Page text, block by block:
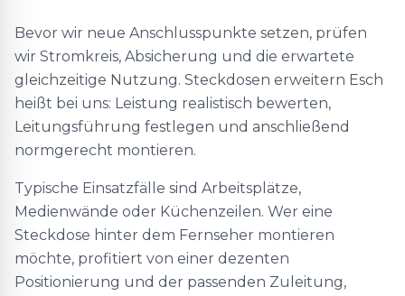
Bevor wir neue Anschlusspunkte setzen, prüfen
wir Stromkreis, Absicherung und die erwartete
gleichzeitige Nutzung. Steckdosen erweitern Esch
heißt bei uns: Leistung realistisch bewerten,
Leitungsführung festlegen und anschließend
normgerecht montieren.
Typische Einsatzfälle sind Arbeitsplätze,
Medienwände oder Küchenzeilen. Wer eine
Steckdose hinter dem Fernseher montieren
möchte, profitiert von einer dezenten
Positionierung und der passenden Zuleitung,